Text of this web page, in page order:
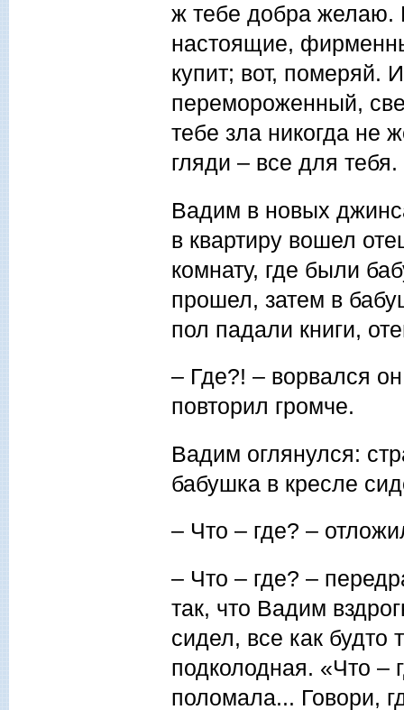
ж тебе добра желаю.
настоящие,
купит; вот, померяй.
перемороженный,
тебе зла никогда не
гляди – все для тебя.
Вадим в новых
в квартиру вошел
комнату, где были
прошел, затем в
пол падали книги,
– Где?! – ворвался
повторил громче.
Вадим оглянулся:
бабушка в кресле
– Что – где? –
– Что – где? –
так, что Вадим
сидел, все как будто
подколодная. «Что –
поломала... Говори,